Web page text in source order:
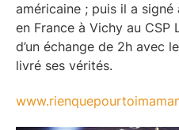
américaine ; puis il a
en France à Vichy au CSP
d’un échange de 2h avec
livré ses vérités.